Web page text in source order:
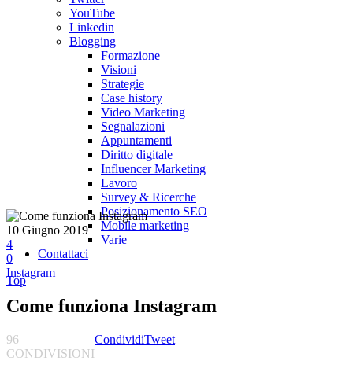
YouTube
Linkedin
Blogging
Formazione
Visioni
Strategie
Case history
Video Marketing
Segnalazioni
Appuntamenti
Diritto digitale
Influencer Marketing
Lavoro
Survey & Ricerche
Posizionamento SEO
Mobile marketing
Varie
Contattaci
Top
10 Giugno 2019
4
0
Instagram
Come funziona Instagram
96
CONDIVISIONI
CondividiTweet